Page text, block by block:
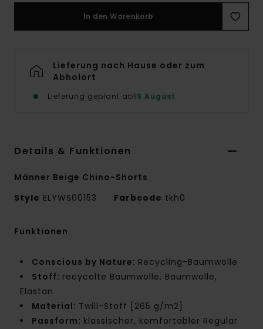
In den Warenkorb
Lieferung nach Hause oder zum
Abholort
Lieferung geplant ab19 August
Details & Funktionen
Männer Beige Chino-Shorts
Style ELYWS00153 Farbcode tkh0
Funktionen
Conscious by Nature: Recycling-Baumwolle
Stoff: recycelte Baumwolle, Baumwolle,
Elastan
Material: Twill-Stoff [265 g/m2]
Passform: klassischer, komfortabler Regular